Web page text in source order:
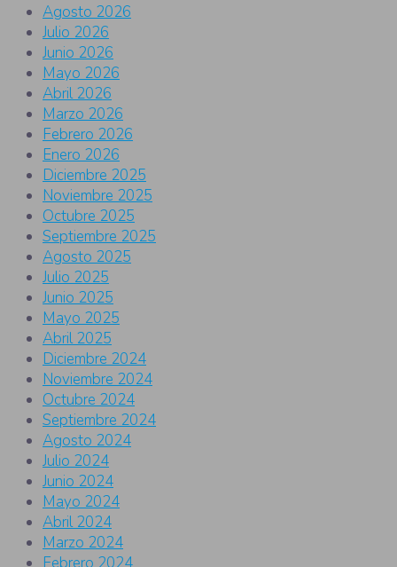
Agosto 2026
Julio 2026
Junio 2026
Mayo 2026
Abril 2026
Marzo 2026
Febrero 2026
Enero 2026
Diciembre 2025
Noviembre 2025
Octubre 2025
Septiembre 2025
Agosto 2025
Julio 2025
Junio 2025
Mayo 2025
Abril 2025
Diciembre 2024
Noviembre 2024
Octubre 2024
Septiembre 2024
Agosto 2024
Julio 2024
Junio 2024
Mayo 2024
Abril 2024
Marzo 2024
Febrero 2024